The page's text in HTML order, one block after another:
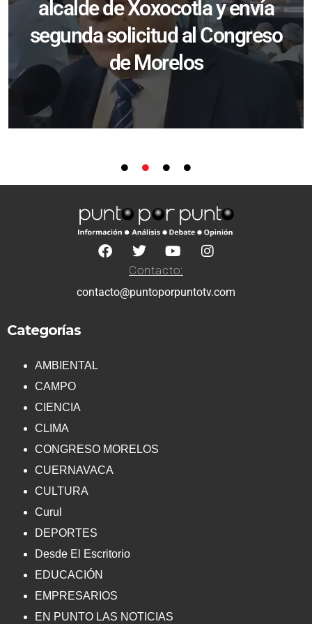
alcalde de Xoxocotla y envía
segunda solicitud al Congreso
de Morelos
Contacto:
contacto@puntoporpuntotv.com
Categorías
AMBIENTAL
CAMPO
CIENCIA
CLIMA
CONGRESO MORELOS
CUERNAVACA
CULTURA
Curul
DEPORTES
Desde El Escritorio
EDUCACIÓN
EMPRESARIOS
EN PUNTO LAS NOTICIAS